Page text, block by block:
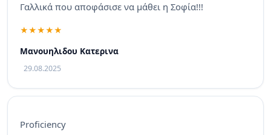
Γαλλικά που αποφάσισε να μάθει η Σοφία!!!
Μανουηλιδου Κατερινα
29.08.2025
Proficiency